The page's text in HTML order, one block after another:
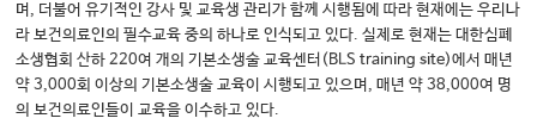
며, 더불어 유기적인 강사 및 교육생 관리가 함께 시행됨에 따라 현재에는 우리나
라 보건의료인의 필수교육 중의 하나로 인식되고 있다. 실제로 현재는 대한심폐
소생협회 산하 220여 개의 기본소생술 교육센터(BLS training site)에서 매년
약 3,000회 이상의 기본소생술 교육이 시행되고 있으며, 매년 약 38,000여 명
의 보건의료인들이 교육을 이수하고 있다.